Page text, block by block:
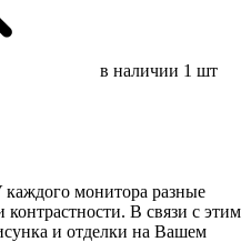
в наличии 1 шт
каждого монитора разные
В связи с этим
и отделки на Вашем